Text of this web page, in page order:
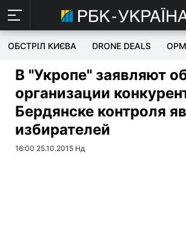
ОБСТРІЛ КИЄВА DRONE DEALS
В "Укропе" заявляют
организации
Бердянске контроля
избирателей
16:00 25.10.2015 Нд